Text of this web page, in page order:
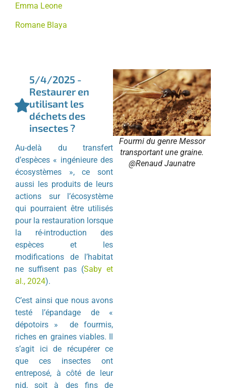
Emma Leone
Romane Blaya
5/4/2025 -
Restaurer en
utilisant les
déchets des
insectes ?
Au-delà du transfert
d’espèces « ingénieure des
écosystèmes », ce sont
aussi les produits de leurs
actions sur l’écosystème
qui pourraient être utilisés
pour la restauration lorsque
la ré-introduction des
espèces et les
modifications de l’habitat
ne suffisent pas (Saby et
al., 2024).
C’est ainsi que nous avons
testé l’épandage de «
dépotoirs » de fourmis,
riches en graines viables. Il
s’agit ici de récupérer ce
que ces insectes ont
entreposé, à côté de leur
nid, soit à des fins de
Fourmi du genre Messor
transportant une graine.
@Renaud Jaunatre